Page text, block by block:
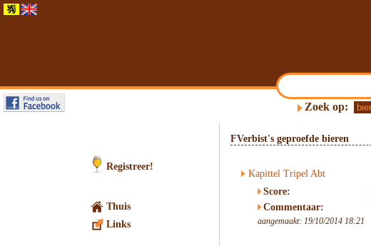
Zoek op:
Registreer!
Thuis
Links
FVerbist's geproefde bieren
Kapittel Tripel Abt
Score:
Commentaar:
aangemaakt: 19/10/2014 18:21